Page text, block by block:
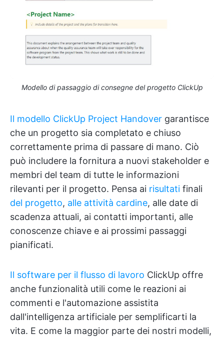
Modello di passaggio di consegne del progetto ClickUp
Il modello ClickUp Project Handover garantisce
che un progetto sia completato e chiuso
correttamente prima di passare di mano. Ciò
può includere la fornitura a nuovi stakeholder e
membri del team di tutte le informazioni
rilevanti per il progetto. Pensa ai risultati finali
del progetto, alle attività cardine, alle date di
scadenza attuali, ai contatti importanti, alle
conoscenze chiave e ai prossimi passaggi
pianificati.
Il software per il flusso di lavoro ClickUp offre
anche funzionalità utili come le reazioni ai
commenti e l'automazione assistita
dall'intelligenza artificiale per semplificarti la
vita. E come la maggior parte dei nostri modelli,